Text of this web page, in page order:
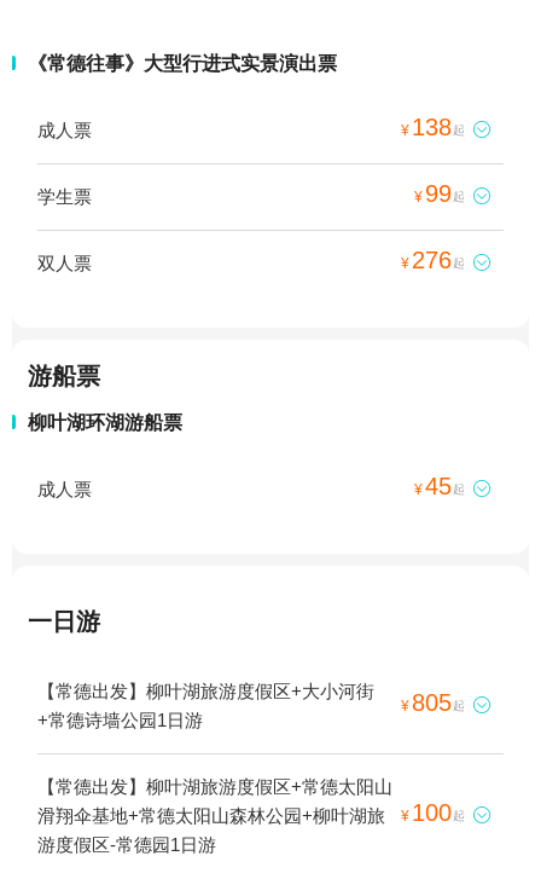
《常德往事》大型行进式实景演出票
成人票 ¥ 138起 
学生票 ¥ 99起 
双人票 ¥ 276起 
游船票
柳叶湖环湖游船票
成人票 ¥45起 
一日游
【常德出发】柳叶湖旅游度假区+大小河街
+常德诗墙公园1日游
¥ 805起 
【常德出发】柳叶湖旅游度假区+常德太阳山
滑翔伞基地+常德太阳山森林公园+柳叶湖旅
游度假区-常德园1日游
¥ 100起 